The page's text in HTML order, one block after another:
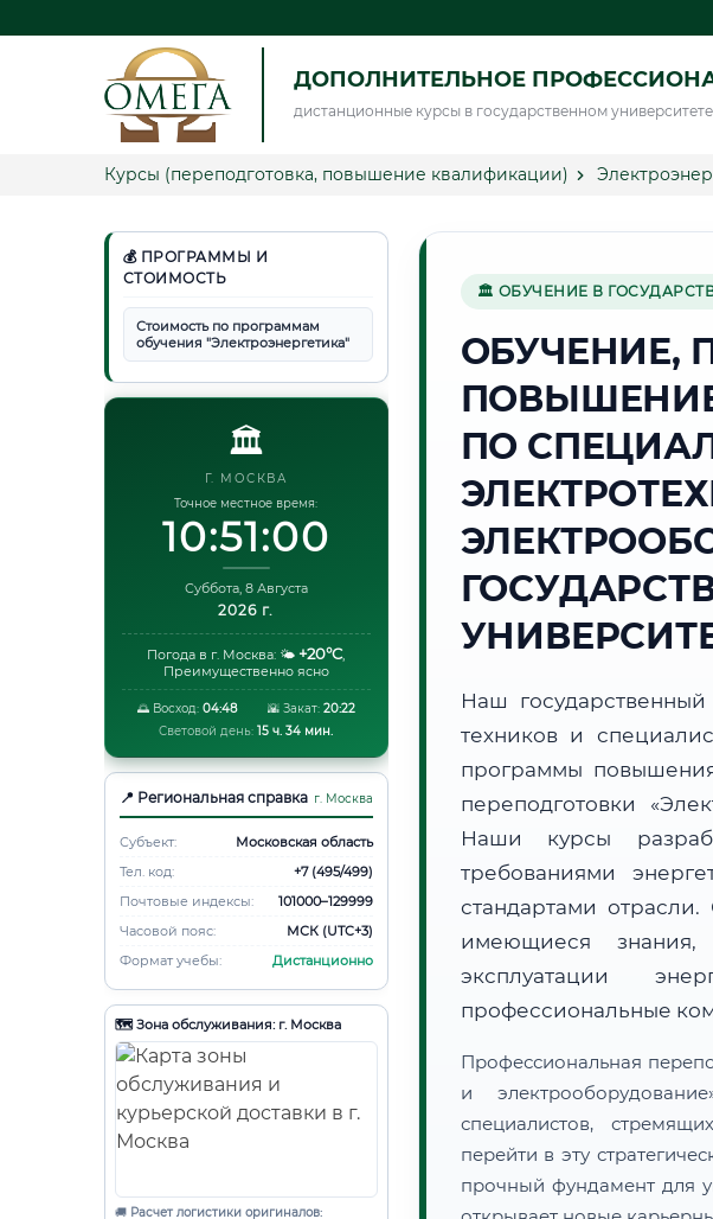
ДОПОЛНИТЕЛЬНОЕ
дистанционные курсы в государственном университете
Курсы (переподготовка, повышение квалификации)
💰 ПРОГРАММЫ И
СТОИМОСТЬ
Стоимость по программам
обучения "Электроэнергетика"
🏛️
Г. МОСКВА
Точное местное время:
10:51:00
Суббота, 8 Августа
2026 г.
Погода в г. Москва: 🌤️ +20°C,
Преимущественно ясно
🌅 Восход: 04:48 🌇 Закат: 20:22
Световой день: 15 ч. 34 мин.
📍 Региональная справка г. Москва
Субъект:
Московская область
Тел. код:
+7 (495/499)
Почтовые индексы:
101000–129999
Часовой пояс:
МСК (UTC+3)
Формат учебы:
Дистанционно
🗺️ Зона обслуживания: г. Москва
🚚 Расчет логистики оригиналов:
🏛 ОБУЧЕНИЕ В
ОБУЧЕНИЕ,
ПО
Наш
техников и
программы
переподготовки
Наши курсы
требованиями
стандартами
имеющиеся знания,
эксплуатации
профессиональные
Профессиональная
и
специалистов,
перейти в эту
прочный фундамент для